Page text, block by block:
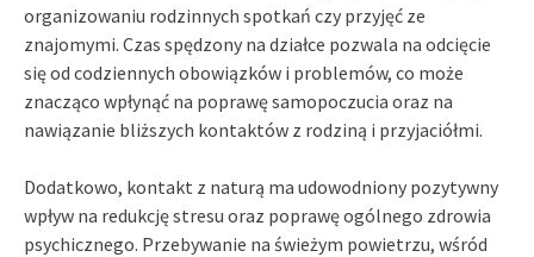
organizowaniu rodzinnych spotkań czy przyjęć ze
znajomymi. Czas spędzony na działce pozwala na odcięcie
się od codziennych obowiązków i problemów, co może
znacząco wpłynąć na poprawę samopoczucia oraz na
nawiązanie bliższych kontaktów z rodziną i przyjaciółmi.
Dodatkowo, kontakt z naturą ma udowodniony pozytywny
wpływ na redukcję stresu oraz poprawę ogólnego zdrowia
psychicznego. Przebywanie na świeżym powietrzu, wśród